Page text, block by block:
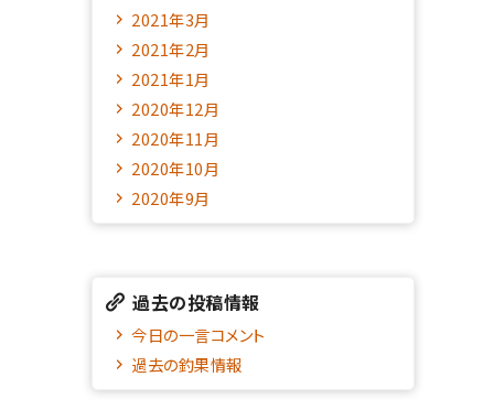
2021年3月
2021年2月
2021年1月
2020年12月
2020年11月
2020年10月
2020年9月
過去の投稿情報
今日の一言コメント
過去の釣果情報